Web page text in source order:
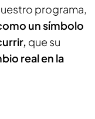
programa,
un símbolo
que su
real en la